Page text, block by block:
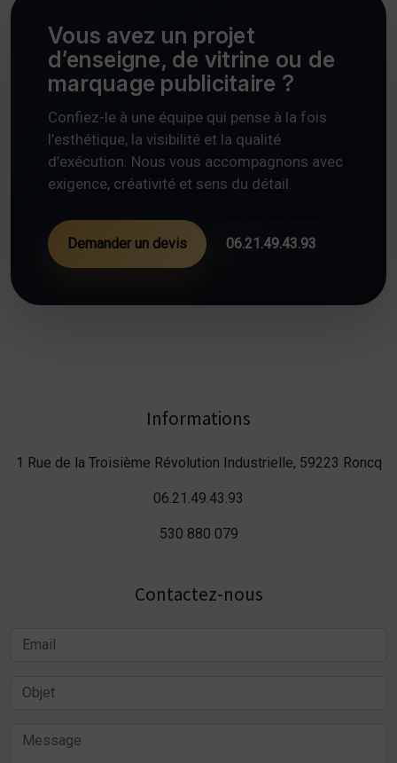
Vous avez un projet
d’enseigne, de vitrine ou de
marquage publicitaire ?
Confiez-le à une équipe qui pense à la fois
l’esthétique, la visibilité et la qualité
d’exécution. Nous vous accompagnons avec
exigence, créativité et sens du détail.
Demander un devis 06.21.49.43.93
Informations
1 Rue de la Troisième Révolution Industrielle, 59223 Roncq
06.21.49.43.93
530 880 079
Contactez-nous